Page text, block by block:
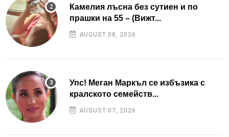
Камелия лъсна без сутиен и по
прашки на 55 – (Вижт...
AUGUST 08, 2026
Упс! Меган Маркъл се избъзика с
кралското семейств...
AUGUST 07, 2026